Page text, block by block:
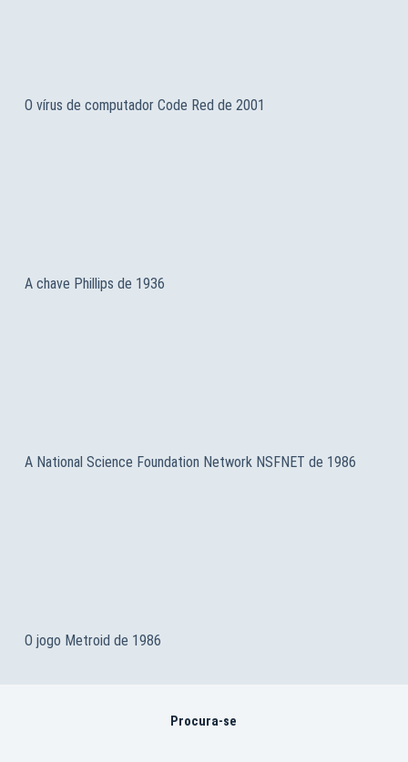
O vírus de computador Code Red de 2001
A chave Phillips de 1936
A National Science Foundation Network NSFNET de 1986
O jogo Metroid de 1986
Procura-se